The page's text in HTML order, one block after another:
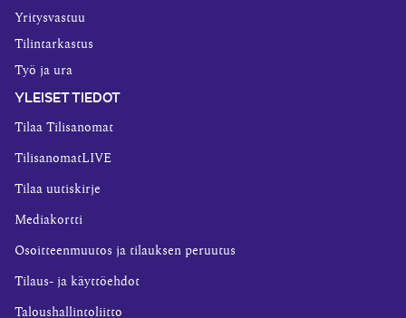
Yritysvastuu
Tilintarkastus
Työ ja ura
YLEISET TIEDOT
Tilaa Tilisanomat
TilisanomatLIVE
Tilaa uutiskirje
Mediakortti
Osoitteenmuutos ja tilauksen peruutus
Tilaus- ja käyttöehdot
Taloushallintoliitto